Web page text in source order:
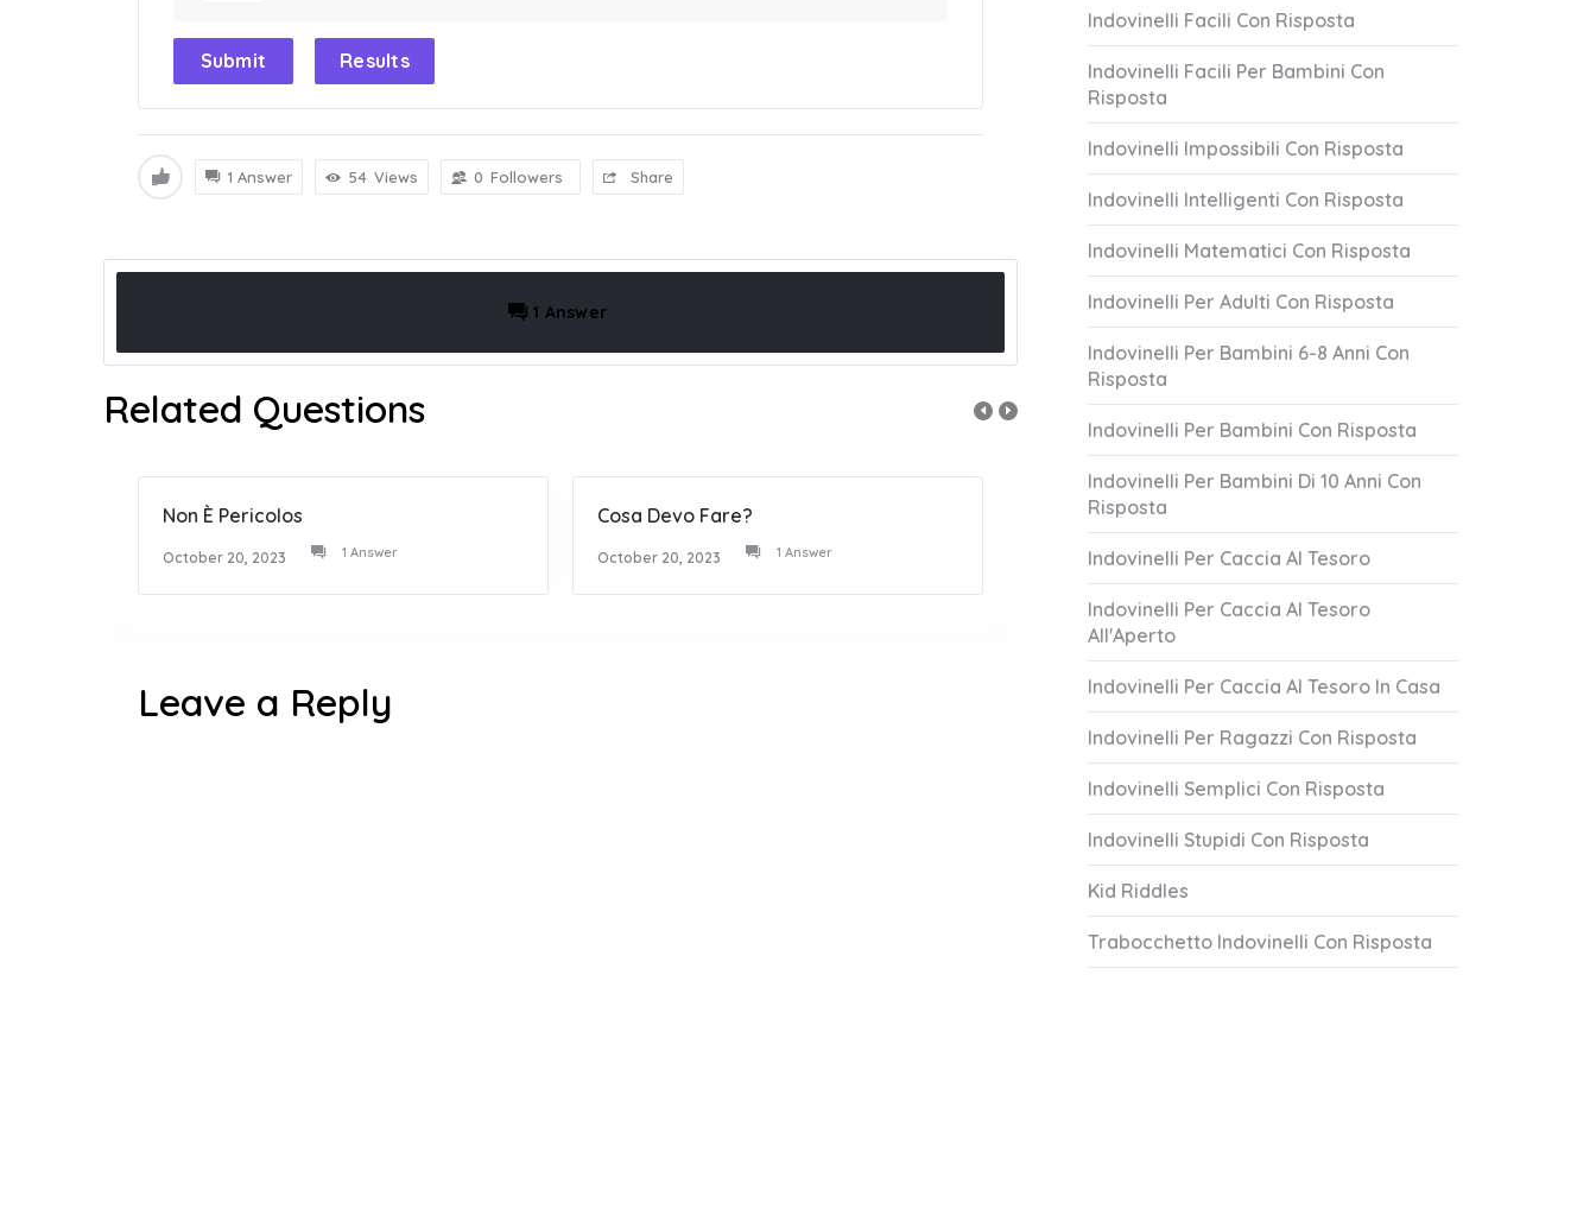
Submit Results
1 Answer 54 Views 0 Followers Share
1 Answer
Related Questions
Non È Pericolos
October 20, 2023 1 Answer
Cosa Devo Fare?
October 20, 2023 1 Answer
Non Lascia Mai
October 20, 2023 1 Answer
Leave a Reply
Indovinelli Facili Con Risposta
Indovinelli Facili Per Bambini Con
Risposta
Indovinelli Impossibili Con Risposta
Indovinelli Intelligenti Con Risposta
Indovinelli Matematici Con Risposta
Indovinelli Per Adulti Con Risposta
Indovinelli Per Bambini 6-8 Anni Con
Risposta
Indovinelli Per Bambini Con Risposta
Indovinelli Per Bambini Di 10 Anni Con
Risposta
Indovinelli Per Caccia Al Tesoro
Indovinelli Per Caccia Al Tesoro
All'Aperto
Indovinelli Per Caccia Al Tesoro In Casa
Indovinelli Per Ragazzi Con Risposta
Indovinelli Semplici Con Risposta
Indovinelli Stupidi Con Risposta
Kid Riddles
Trabocchetto Indovinelli Con Risposta